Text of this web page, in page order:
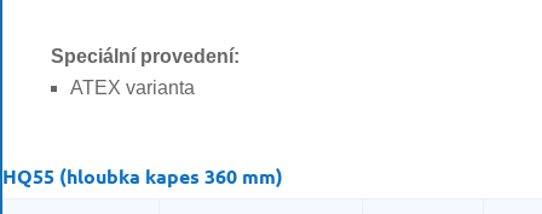
Speciální provedení:
ATEX varianta
HQ55 (hloubka kapes 360 mm)